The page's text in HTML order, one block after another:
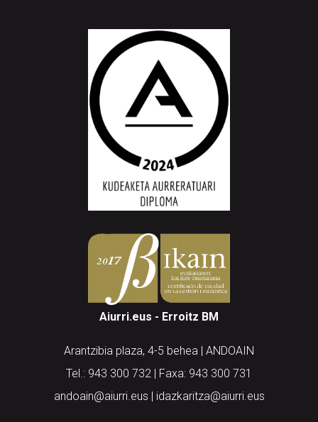
Aiurri.eus - Erroitz BM
Arantzibia plaza, 4-5 behea | ANDOAIN
Tel.: 943 300 732 | Faxa: 943 300 731
andoain@aiurri.eus | idazkaritza@aiurri.eus